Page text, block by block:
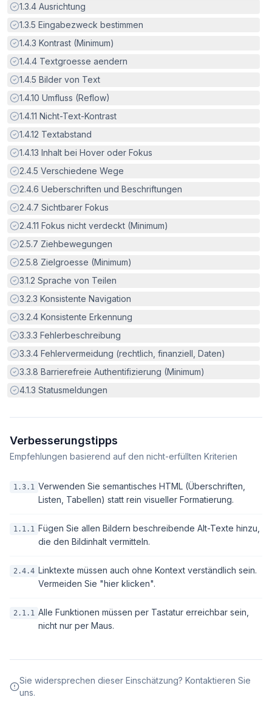
Erfüllt:
1.3.4 Ausrichtung
Erfüllt:
1.3.5 Eingabezweck bestimmen
Erfüllt:
1.4.3 Kontrast (Minimum)
Erfüllt:
1.4.4 Textgroesse aendern
Erfüllt:
1.4.5 Bilder von Text
Erfüllt:
1.4.10 Umfluss (Reflow)
Erfüllt:
1.4.11 Nicht-Text-Kontrast
Erfüllt:
1.4.12 Textabstand
Erfüllt:
1.4.13 Inhalt bei Hover oder Fokus
Erfüllt:
2.4.5 Verschiedene Wege
Erfüllt:
2.4.6 Ueberschriften und Beschriftungen
Erfüllt:
2.4.7 Sichtbarer Fokus
Erfüllt:
2.4.11 Fokus nicht verdeckt (Minimum)
Erfüllt:
2.5.7 Ziehbewegungen
Erfüllt:
2.5.8 Zielgroesse (Minimum)
Erfüllt:
3.1.2 Sprache von Teilen
Erfüllt:
3.2.3 Konsistente Navigation
Erfüllt:
3.2.4 Konsistente Erkennung
Erfüllt:
3.3.3 Fehlerbeschreibung
Erfüllt:
3.3.4 Fehlervermeidung (rechtlich, finanziell, Daten)
Erfüllt:
3.3.8 Barrierefreie Authentifizierung (Minimum)
Erfüllt:
4.1.3 Statusmeldungen
Verbesserungstipps
Empfehlungen basierend auf den nicht-erfüllten Kriterien
1.3.1 Verwenden Sie semantisches HTML (Überschriften,
Listen, Tabellen) statt rein visueller Formatierung.
1.1.1 Fügen Sie allen Bildern beschreibende Alt-Texte hinzu,
die den Bildinhalt vermitteln.
2.4.4 Linktexte müssen auch ohne Kontext verständlich sein.
Vermeiden Sie "hier klicken".
2.1.1 Alle Funktionen müssen per Tastatur erreichbar sein,
nicht nur per Maus.
Sie widersprechen dieser Einschätzung? Kontaktieren Sie
uns.